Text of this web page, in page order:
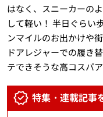
はなく、スニーカーの
して軽い！ 半日ぐらい
ンマイルのお出かけや
ドアレジャーでの履き
テできそうな高コスパア
特集・連載記事